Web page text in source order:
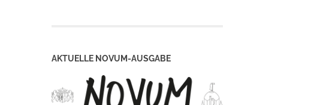
AKTUELLE NOVUM-AUSGABE